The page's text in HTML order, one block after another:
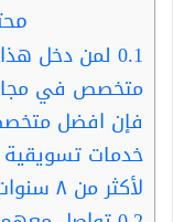
0.1 لمن دخل
متخصص في
فإن افضل
خدمات تسويقية
لأكثر من ٨ سنوات بالتسويق هم: